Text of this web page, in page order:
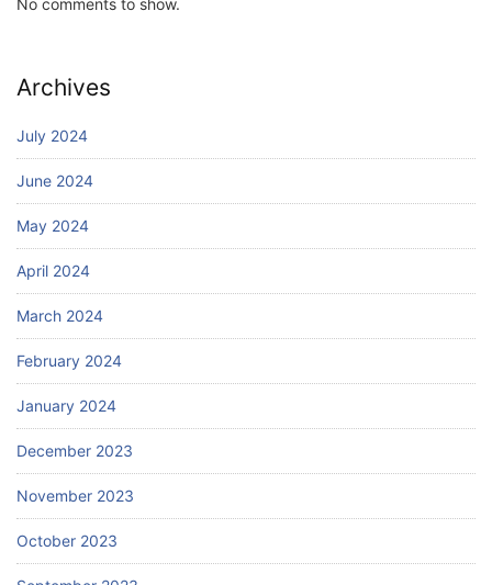
No comments to show.
Archives
July 2024
June 2024
May 2024
April 2024
March 2024
February 2024
January 2024
December 2023
November 2023
October 2023